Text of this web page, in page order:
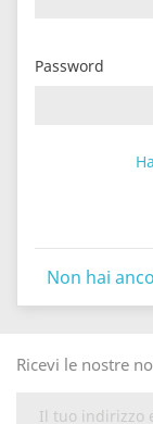
Password
Non hai
Ricevi le nostre